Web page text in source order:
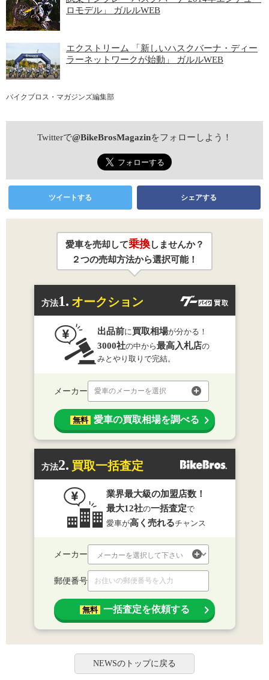
ロモデル」 ガルルWEB
エクストリーム 「新しいハスクバーナ・ディー
ラーネットワークが始動」 ガルルWEB
バイクブロス・マガジンズ編集部
Twitterで@BikeBrosMagazinをフォローしよう！
ツイートする シェアする
愛車を売却して乗換しませんか？
２つの売却方法から選択可能！
方法1. オークション
出品前に買取相場が分かる！
3000社の中から最高入札店の
みとやり取りで完結。
メーカー 愛車のメーカーを選択
無料 愛車の買取相場を調べる
方法2. 買取一括査定
業界最大級の加盟店数！
最大12社の一括査定で
愛車が高く売れるチャンス
メーカー
郵便番号
無料 一括査定を依頼する
NEWSのトップに戻る